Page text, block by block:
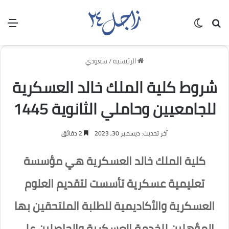
بحث عن
الرئيسية/سعودي
شروط كلية الملك خالد العسكرية
للجامعيين وحاملي الثانوية 1445
آخر تحديث: ديسمبر 30, 2023
كلية الملك خالد العسكرية هي مؤسسة
تعليمية عسكرية تأسست لتقديم العلوم
العسكرية والأكاديمية للطلبة الملتحقين بها